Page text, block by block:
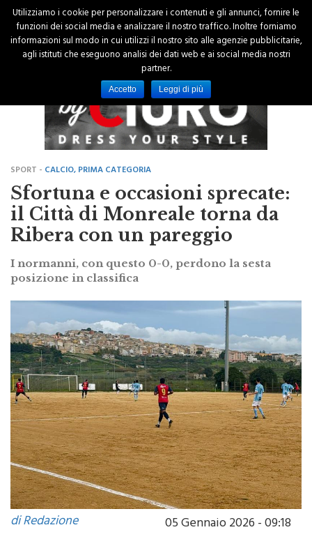
SPORT - CALCIO, PRIMA CATEGORIA
Sfortuna e occasioni sprecate:
il Città di Monreale torna da
Ribera con un pareggio
I normanni, con questo 0-0, perdono la sesta
posizione in classifica
di Redazione
05 Gennaio 2026 - 09:18
Utilizziamo i cookie per personalizzare i contenuti e gli annunci, fornire le
funzioni dei social media e analizzare il nostro traffico. Inoltre forniamo
informazioni sul modo in cui utilizzi il nostro sito alle agenzie pubblicitarie,
agli istituti che eseguono analisi dei dati web e ai social media nostri
partner.
Accetto Leggi di più